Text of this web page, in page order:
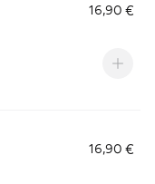
16,90 €
16,90 €